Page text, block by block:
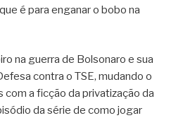
é para enganar o bobo na
na guerra de Bolsonaro e sua
contra o TSE, mudando o
com a ficção da privatização da
da série de como jogar